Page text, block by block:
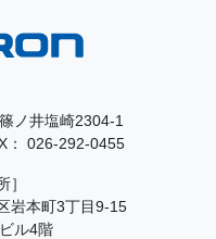
ノ井塩崎2304-1
： 026-292-0455
］
岩本町3丁目9-15
ル4階